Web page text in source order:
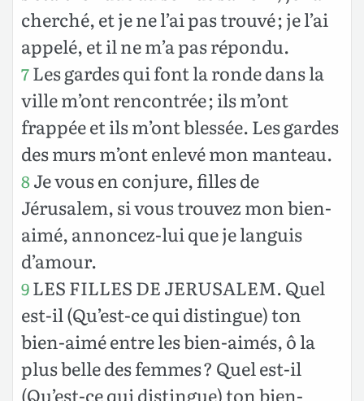
cherché, et je ne l’ai pas trouvé ; je l’ai
appelé, et il ne m’a pas répondu.
7Les gardes qui font la ronde dans la
ville m’ont rencontrée ; ils m’ont
frappée et ils m’ont blessée. Les gardes
des murs m’ont enlevé mon manteau.
8Je vous en conjure, filles de
Jérusalem, si vous trouvez mon bien-
aimé, annoncez-lui que je languis
d’amour.
9LES FILLES DE JERUSALEM. Quel
est-il (Qu’est-ce qui distingue) ton
bien-aimé entre les bien-aimés, ô la
plus belle des femmes ? Quel est-il
(Qu’est-ce qui distingue) ton bien-